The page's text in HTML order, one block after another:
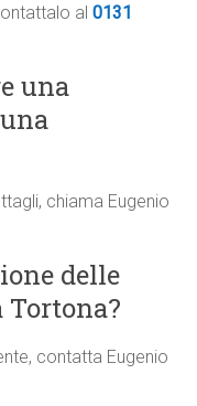
al0131
una
chiama Eugenio
delle
Tortona?
contatta Eugenio